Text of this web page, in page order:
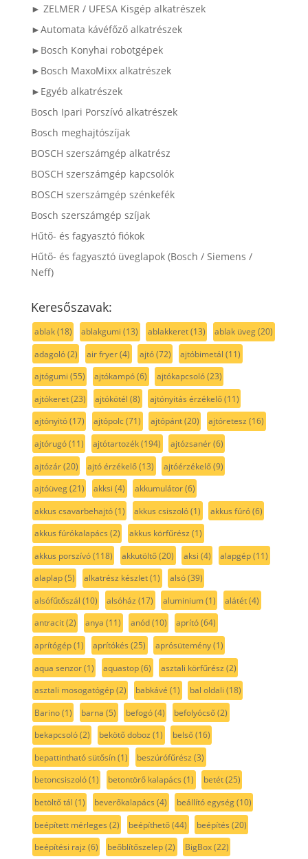
► ZELMER / UFESA Kisgép alkatrészek
►Automata kávéfőző alkatrészek
►Bosch Konyhai robotgépek
►Bosch MaxoMixx alkatrészek
►Egyéb alkatrészek
Bosch Ipari Porszívó alkatrészek
Bosch meghajtószíjak
BOSCH szerszámgép alkatrész
BOSCH szerszámgép kapcsolók
BOSCH szerszámgép szénkefék
Bosch szerszámgép szíjak
Hűtő- és fagyasztó fiókok
Hűtő- és fagyasztó üveglapok (Bosch / Siemens /
Neff)
Keresőszavak:
ablak(18) ablakgumi (13) ablakkeret(13) ablak üveg(20)
adagoló(2) air fryer(4) ajtó(72) ajtóbimetál (11)
ajtógumi (55) ajtókampó(6) ajtókapcsoló(23)
ajtókeret(23) ajtókötél (8) ajtónyitás érzékelő(11)
ajtónyitó(17) ajtópolc(71) ajtópánt(20) ajtóretesz (16)
ajtórugó(11) ajtótartozék(194) ajtózsanér(6)
ajtózár(20) ajtó érzékelő(13) ajtóérzékelő(9)
ajtóüveg(21) akksi (4) akkumulátor(6)
akkus csavarbehajtó(1) akkus csiszoló(1) akkus fúró(6)
akkus fúrókalapács (2) akkus körfűrész (1)
akkus porszívó(118) akkutöltő(20) aksi (4) alapgép(11)
alaplap(5) alkatrész készlet(1) alsó(39)
alsófűtőszál (10) alsóház (17) aluminium(1) alátét(4)
antracit(2) anya (11) anód(10) aprító(64)
aprítógép(1) aprítókés (25) aprósütemény(1)
aqua senzor(1) aquastop(6) asztali körfűrész (2)
asztali mosogatógép(2) babkávé (1) bal oldali (18)
Barino(1) barna (5) befogó(4) befolyócső(2)
bekapcsoló(2) bekötő doboz (1) belső(16)
bepattintható sütősín(1) beszúrófűrész (3)
betoncsiszoló(1) betontörő kalapács (1) betét(25)
betöltő tál (1) beverőkalapács (4) beállító egység(10)
beépített mérleges (2) beépíthető(44) beépítés (20)
beépítési rajz (6) beőblítőszelep(2) BigBox(22)